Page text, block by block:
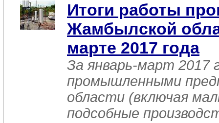
Итоги работы
Жамбылской
марте 2017 года
За январь-март 2017
промышленными
области (включая
подсобные